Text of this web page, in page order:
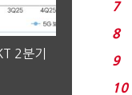
2분기
7
8
9
10